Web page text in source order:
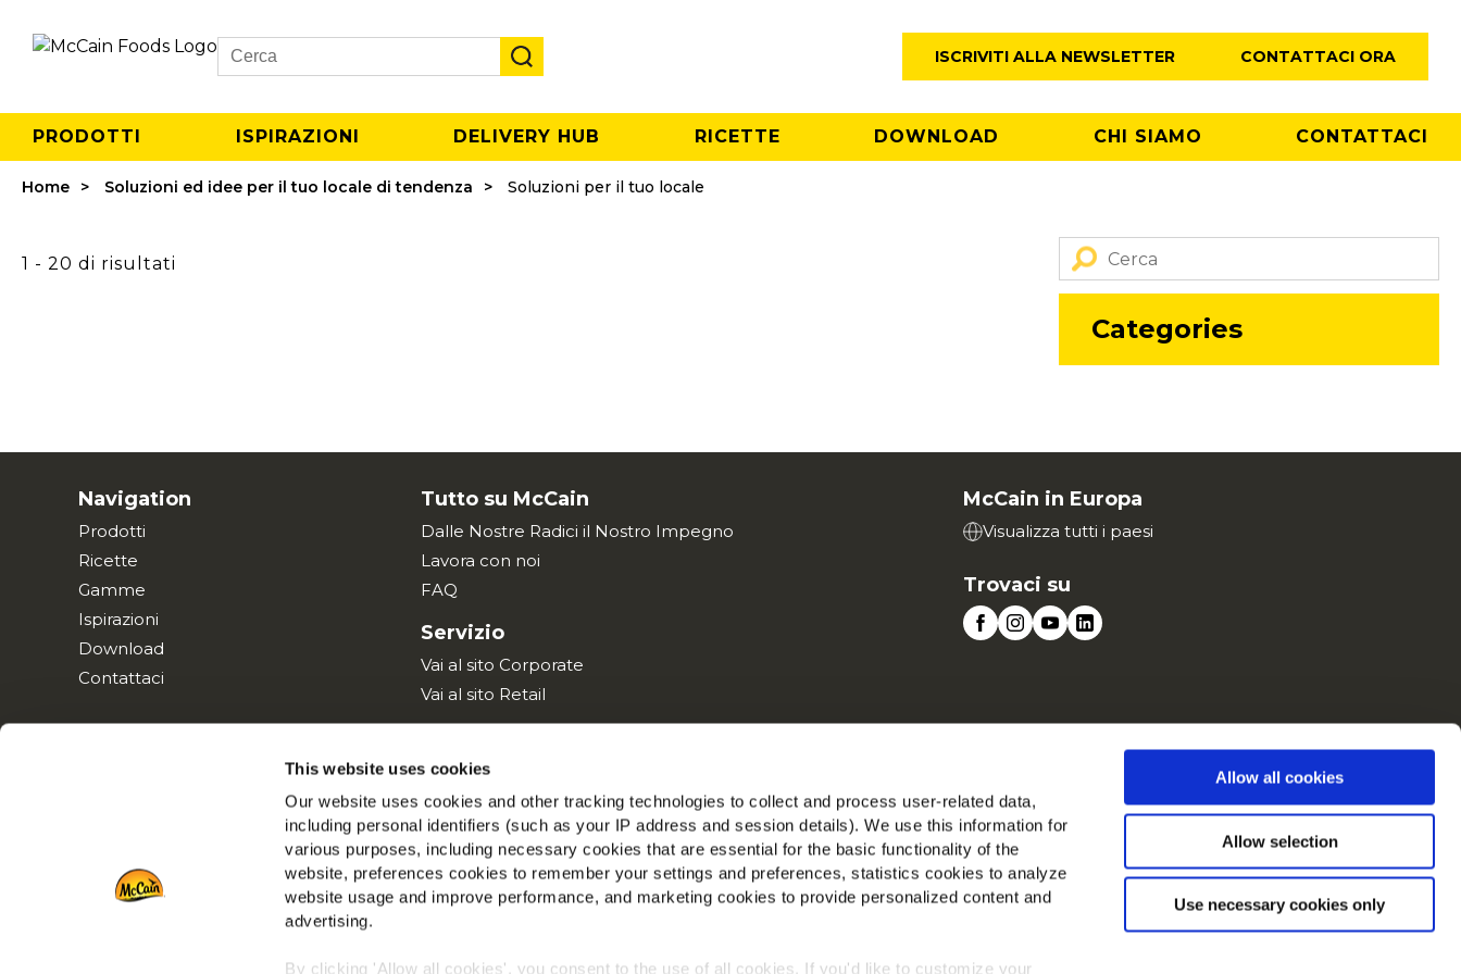
This website uses cookies
Our website uses cookies and other tracking technologies to collect and process user-related data,
including personal identifiers (such as your IP address and session details). We use this information for
various purposes, including necessary cookies that are essential for the basic functionality of the
website, preferences cookies to remember your settings and preferences, statistics cookies to analyze
website usage and improve performance, and marketing cookies to provide personalized content and
advertising.
By clicking 'Allow all cookies', you consent to the use of all cookies. If you'd like to customize your
Allow all cookies
Allow selection
Use necessary cookies only
Search
ISCRIVITI ALLA NEWSLETTER CONTATTACI ORA
PRODOTTI ISPIRAZIONI DELIVERY HUB RICETTE DOWNLOAD CHI SIAMO CONTATTACI
Home Soluzioni ed idee per il tuo locale di tendenza Soluzioni per il tuo locale
1 - 20 di risultati
Categories
Navigation
Prodotti
Ricette
Gamme
Ispirazioni
Download
Contattaci
Tutto su McCain
Dalle Nostre Radici il Nostro Impegno
Lavora con noi
FAQ
Servizio
Vai al sito Corporate
Vai al sito Retail
McCain in Europa
Visualizza tutti i paesi
Trovaci su
Informativa Globale sulla Privacy Informazioni Legali Vai al sito Corporate Cookies
©2026 McCain® Foods Limited | All rights reserved